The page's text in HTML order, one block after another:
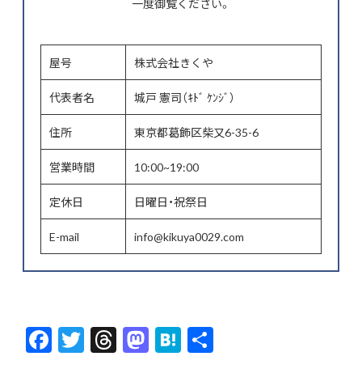
屋号 株式会社きくや
代表者名 城戸 憲司（ｷﾄﾞ ｹﾝｼﾞ）
住所 東京都葛飾区柴又6-35-6
営業時間 10:00~19:00
定休日 日曜日・祝祭日
E-mail info@kikuya0029.com
F
ac
T
w
T
hr
M
as
H
at